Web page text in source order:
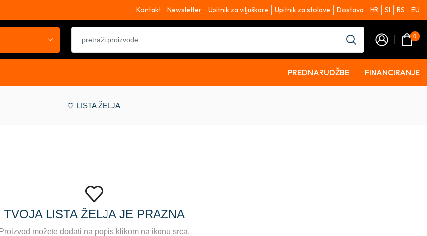
Kontakt Newsletter Upitnik za viljuškare Upitnik za stolove Dostava HR SI RS EU
0
PREDNARUDŽBE FINANCIRANJE
LISTA ŽELJA
TVOJA LISTA ŽELJA JE PRAZNA
Proizvod možete dodati na popis klikom na ikonu srca.